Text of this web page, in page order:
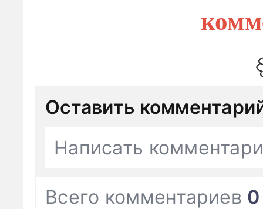
Оставить
Написать
Всего комментариев 0